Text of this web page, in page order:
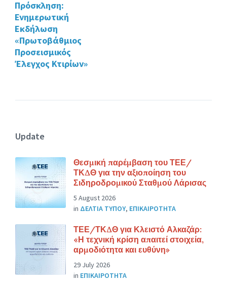
Πρόσκληση:
Ενημερωτική
Εκδήλωση
«Πρωτοβάθμιος
Προσεισμικός
Έλεγχος Κτιρίων»
Update
Θεσμική παρέμβαση του ΤΕΕ/
ΤΚΔΘ για την αξιοποίηση του
Σιδηροδρομικού Σταθμού Λάρισας
5 August 2026
in ΔΕΛΤΙΑ ΤΥΠΟΥ, ΕΠΙΚΑΙΡΟΤΗΤΑ
ΤΕΕ/ΤΚΔΘ για Κλειστό Αλκαζάρ:
«Η τεχνική κρίση απαιτεί στοιχεία,
αρμοδιότητα και ευθύνη»
29 July 2026
in ΕΠΙΚΑΙΡΟΤΗΤΑ